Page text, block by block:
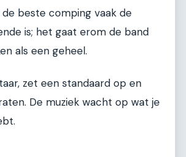
beste comping vaak de
is; het gaat erom de band
als een geheel.
zet een standaard op en
De muziek wacht op wat je